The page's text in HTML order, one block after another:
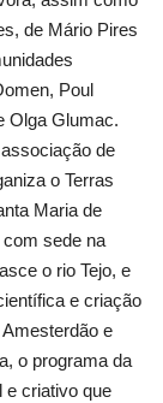
de Mário Pires
Poul
Olga Glumac.
de
o Terras
Maria de
sede na
o rio Tejo, e
e criação
e
o programa da
e criativo que